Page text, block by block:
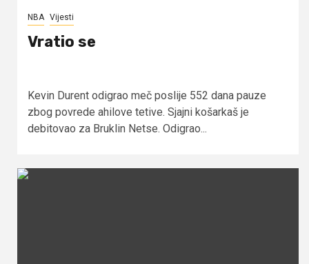
NBA Vijesti
Vratio se
Kevin Durent odigrao meč poslije 552 dana pauze
zbog povrede ahilove tetive. Sjajni košarkaš je
debitovao za Bruklin Netse. Odigrao...